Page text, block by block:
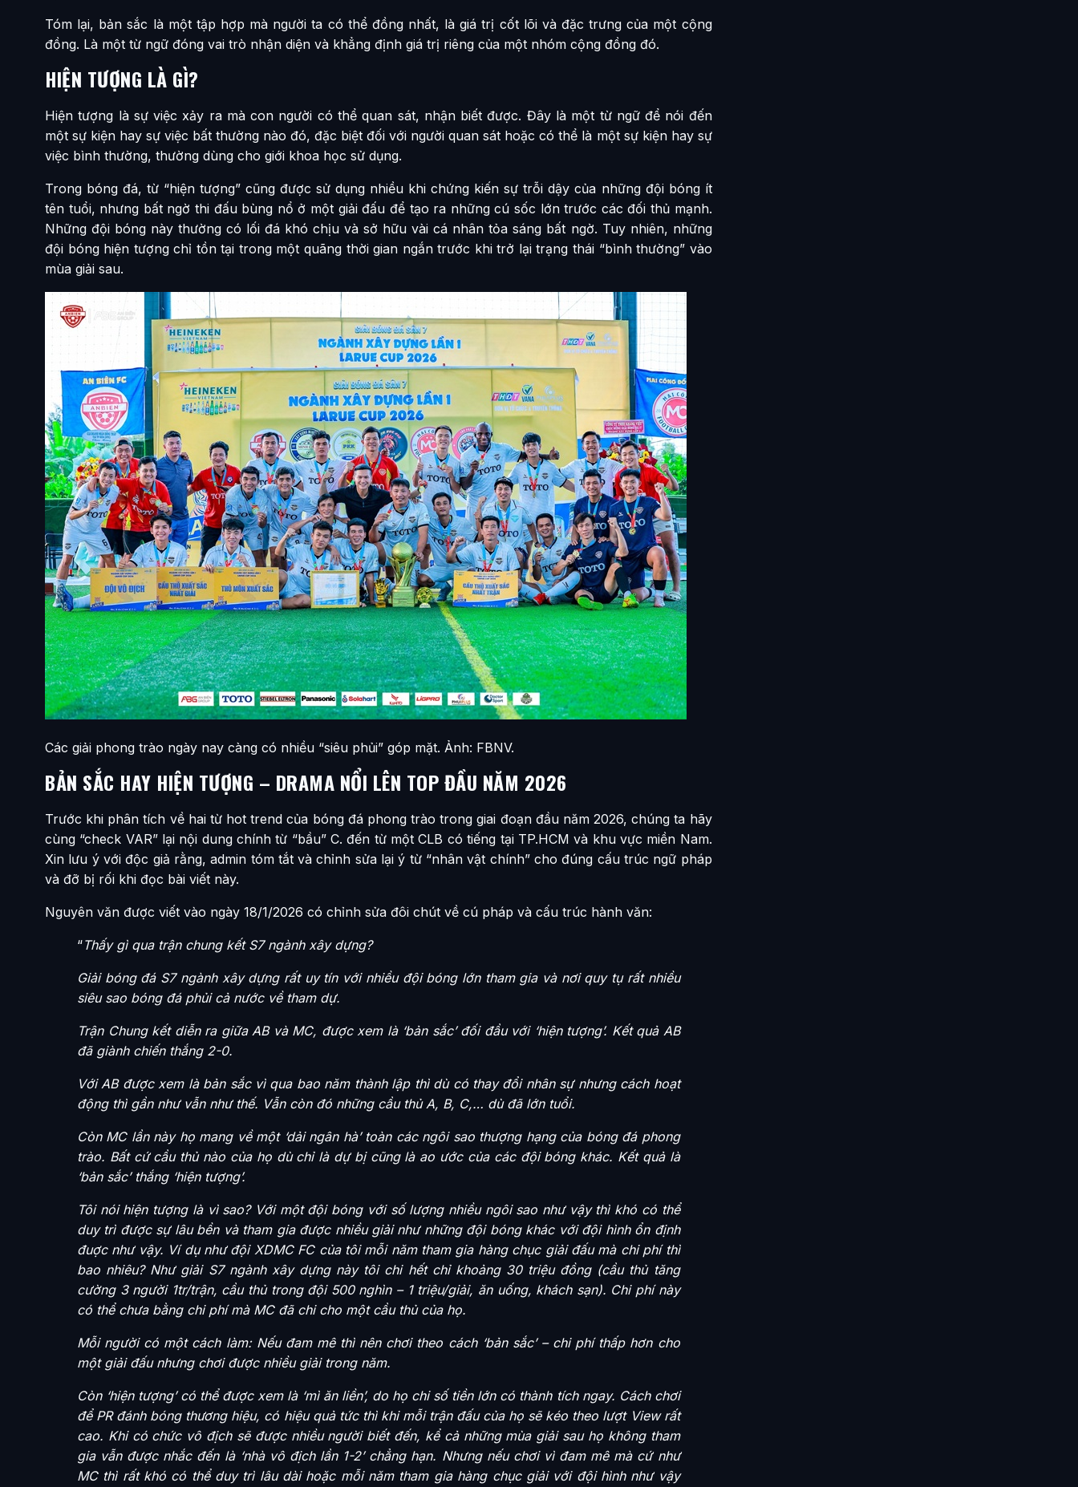
Tóm lại, bản sắc là một tập hợp mà người ta có thể đồng nhất, là giá trị cốt lõi và đặc trưng của một cộng
đồng. Là một từ ngữ đóng vai trò nhận diện và khẳng định giá trị riêng của một nhóm cộng đồng đó.
HIỆN TƯỢNG LÀ GÌ?
Hiện tượng là sự việc xảy ra mà con người có thể quan sát, nhận biết được. Đây là một từ ngữ để nói đến
một sự kiện hay sự việc bất thường nào đó, đặc biệt đối với người quan sát hoặc có thể là một sự kiện hay sự
việc bình thường, thường dùng cho giới khoa học sử dụng.
Trong bóng đá, từ “hiện tượng” cũng được sử dụng nhiều khi chứng kiến sự trỗi dậy của những đội bóng ít
tên tuổi, nhưng bất ngờ thi đấu bùng nổ ở một giải đấu để tạo ra những cú sốc lớn trước các đối thủ mạnh.
Những đội bóng này thường có lối đá khó chịu và sở hữu vài cá nhân tỏa sáng bất ngờ. Tuy nhiên, những
đội bóng hiện tượng chỉ tồn tại trong một quãng thời gian ngắn trước khi trở lại trạng thái “bình thường” vào
mùa giải sau.
Các giải phong trào ngày nay càng có nhiều “siêu phủi” góp mặt. Ảnh: FBNV.
BẢN SẮC HAY HIỆN TƯỢNG – DRAMA NỔI LÊN TOP ĐẦU NĂM 2026
Trước khi phân tích về hai từ hot trend của bóng đá phong trào trong giai đoạn đầu năm 2026, chúng ta hãy
cùng “check VAR” lại nội dung chính từ “bầu” C. đến từ một CLB có tiếng tại TP.HCM và khu vực miền Nam.
Xin lưu ý với độc giả rằng, admin tóm tắt và chỉnh sửa lại ý từ “nhân vật chính” cho đúng cấu trúc ngữ pháp
và đỡ bị rối khi đọc bài viết này.
Nguyên văn được viết vào ngày 18/1/2026 có chỉnh sửa đôi chút về cú pháp và cấu trúc hành văn:
“Thấy gì qua trận chung kết S7 ngành xây dựng?
Giải bóng đá S7 ngành xây dựng rất uy tín với nhiều đội bóng lớn tham gia và nơi quy tụ rất nhiều
siêu sao bóng đá phủi cả nước về tham dự.
Trận Chung kết diễn ra giữa AB và MC, được xem là ‘bản sắc’ đối đầu với ‘hiện tượng’. Kết quả AB
đã giành chiến thắng 2-0.
Với AB được xem là bản sắc vì qua bao năm thành lập thì dù có thay đổi nhân sự nhưng cách hoạt
động thì gần như vẫn như thế. Vẫn còn đó những cầu thủ A, B, C,… dù đã lớn tuổi.
Còn MC lần này họ mang về một ‘dải ngân hà’ toàn các ngôi sao thượng hạng của bóng đá phong
trào. Bất cứ cầu thủ nào của họ dù chỉ là dự bị cũng là ao ước của các đội bóng khác. Kết quả là
‘bản sắc’ thắng ‘hiện tượng’.
Tôi nói hiện tượng là vì sao? Với một đội bóng với số lượng nhiều ngôi sao như vậy thì khó có thể
duy trì được sự lâu bền và tham gia được nhiều giải như những đội bóng khác với đội hình ổn định
đuợc như vậy. Ví dụ như đội XDMC FC của tôi mỗi năm tham gia hàng chục giải đấu mà chi phí thì
bao nhiêu? Như giải S7 ngành xây dựng này tôi chi hết chỉ khoảng 30 triệu đồng (cầu thủ tăng
cường 3 người 1tr/trận, cầu thủ trong đội 500 nghìn – 1 triệu/giải, ăn uống, khách sạn). Chi phí này
có thể chưa bằng chi phí mà MC đã chi cho một cầu thủ của họ.
Mỗi người có một cách làm: Nếu đam mê thì nên chơi theo cách ‘bản sắc’ – chi phí thấp hơn cho
một giải đấu nhưng chơi được nhiều giải trong năm.
Còn ‘hiện tượng’ có thể được xem là ‘mì ăn liền’, do họ chi số tiền lớn có thành tích ngay. Cách chơi
để PR đánh bóng thương hiệu, có hiệu quả tức thì khi mỗi trận đấu của họ sẽ kéo theo lượt View rất
cao. Khi có chức vô địch sẽ được nhiều người biết đến, kể cả những mùa giải sau họ không tham
gia vẫn được nhắc đến là ‘nhà vô địch lần 1-2’ chẳng hạn. Nhưng nếu chơi vì đam mê mà cứ như
MC thì rất khó có thể duy trì lâu dài hoặc mỗi năm tham gia hàng chục giải với đội hình như vậy